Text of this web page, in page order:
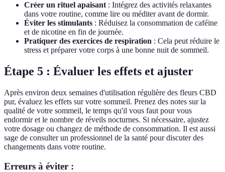
Créer un rituel apaisant : Intégrez des activités relaxantes
dans votre routine, comme lire ou méditer avant de dormir.
Éviter les stimulants : Réduisez la consommation de caféine
et de nicotine en fin de journée.
Pratiquer des exercices de respiration : Cela peut réduire le
stress et préparer votre corps à une bonne nuit de sommeil.
Étape 5 : Évaluer les effets et ajuster
Après environ deux semaines d'utilisation régulière des fleurs CBD
pur, évaluez les effets sur votre sommeil. Prenez des notes sur la
qualité de votre sommeil, le temps qu'il vous faut pour vous
endormir et le nombre de réveils nocturnes. Si nécessaire, ajustez
votre dosage ou changez de méthode de consommation. Il est aussi
sage de consulter un professionnel de la santé pour discuter des
changements dans votre routine.
Erreurs à éviter :